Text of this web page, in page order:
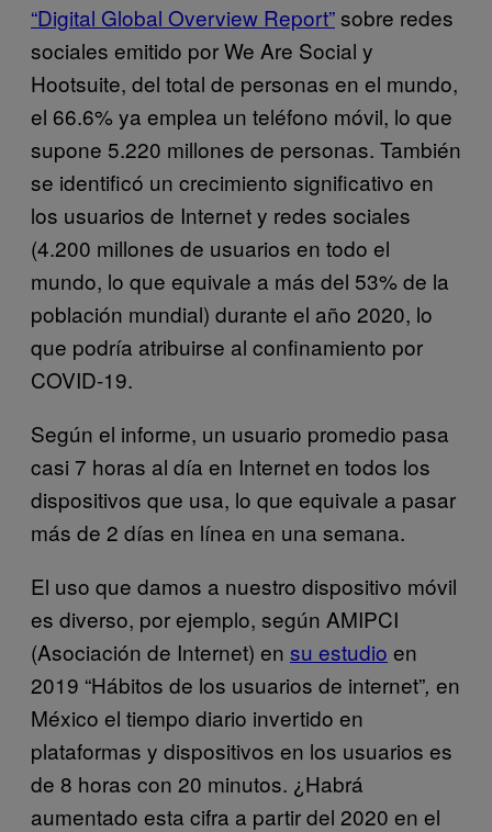
“Digital Global Overview Report”sobre redes
sociales emitido por We Are Social y
Hootsuite, del total de personas en el mundo,
el 66.6% ya emplea un teléfono móvil, lo que
supone 5.220 millones de personas. También
se identificó un crecimiento significativo en
los usuarios de Internet y redes sociales
(4.200 millones de usuarios en todo el
mundo, lo que equivale a más del 53% de la
población mundial) durante el año 2020, lo
que podría atribuirse al confinamiento por
COVID-19.
Según el informe, un usuario promedio pasa
casi 7 horas al día en Internet en todos los
dispositivos que usa, lo que equivale a pasar
más de 2 días en línea en una semana.
El uso que damos a nuestro dispositivo móvil
es diverso, por ejemplo, según AMIPCI
(Asociación de Internet) en su estudio en
2019 “Hábitos de los usuarios de internet”, en
México el tiempo diario invertido en
plataformas y dispositivos en los usuarios es
de 8 horas con 20 minutos. ¿Habrá
aumentado esta cifra a partir del 2020 en el